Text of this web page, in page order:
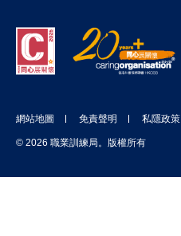
網站地圖 免責聲明 私隱政策
© 2026 職業訓練局。版權所有